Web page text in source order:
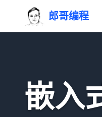
郎哥编程
嵌入